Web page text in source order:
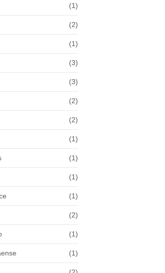
(1)
(2)
(1)
(3)
(3)
(2)
(2)
(1)
(1)
(1)
(1)
(2)
(1)
(1)